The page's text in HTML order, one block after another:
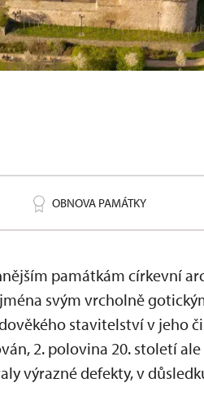
OBNOVA PAMÁTKY
památkám církevní
svým vrcholně
stavitelství v jeho
2. polovina 20. století
výrazné defekty, v